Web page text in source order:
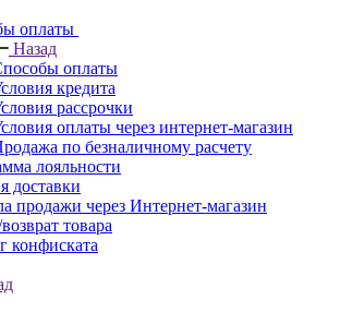
оплаты
Назад
оплаты
кредита
рассрочки
оплаты через интернет-магазин
по безналичному расчету
лояльности
доставки
продажи через Интернет-магазин
товара
конфиската